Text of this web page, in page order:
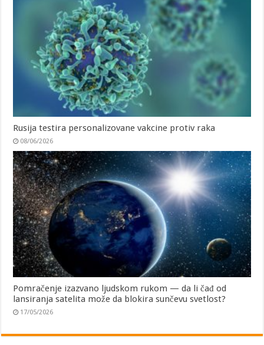
Rusija testira personalizovane vakcine protiv raka
08/06/2026
Pomračenje izazvano ljudskom rukom — da li čađ od
lansiranja satelita može da blokira sunčevu svetlost?
17/05/2026